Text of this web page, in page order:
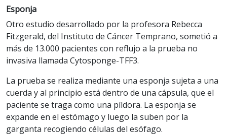
Esponja
Otro estudio desarrollado por la profesora Rebecca
Fitzgerald, del Instituto de Cáncer Temprano, sometió a
más de 13.000 pacientes con reflujo a la prueba no
invasiva llamada Cytosponge-TFF3.
La prueba se realiza mediante una esponja sujeta a una
cuerda y al principio está dentro de una cápsula, que el
paciente se traga como una píldora. La esponja se
expande en el estómago y luego la suben por la
garganta recogiendo células del esófago.